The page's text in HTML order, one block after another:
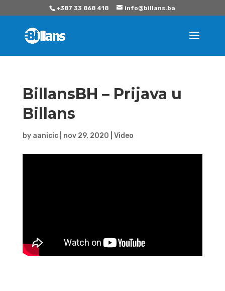
+387 33 868 418 info@billans.ba
BillansBH – Prijava u
Billans
by aanicic| nov 29, 2020 Video